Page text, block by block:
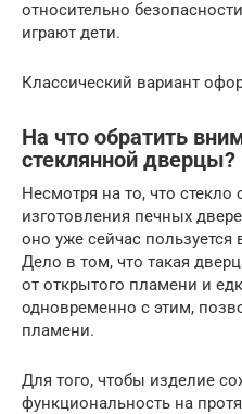
относительно
играют дети.
Классический вариант
На что обратить
стеклянной дверцы?
Несмотря на то, что стекло
изготовления печных
оно уже сейчас
Дело в том, что такая
от открытого пламени и
одновременно с этим,
пламени.
Для того, чтобы изделие
функциональность на